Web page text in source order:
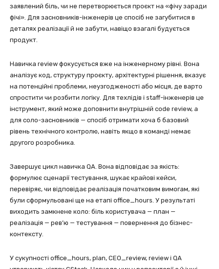
заявлений біль, чи не перетворюється проєкт на «фічу заради
фічі». Для засновників-інженерів це спосіб не загубитися в
деталях реалізації й не забути, навіщо взагалі будується
продукт.
Навичка review фокусується вже на інженерному рівні. Вона
аналізує код, структуру проєкту, архітектурні рішення, вказує
на потенційні проблеми, неузгодженості або місця, де варто
спростити чи розбити логіку. Для техлідів і staff-інженерів це
інструмент, який може доповнити внутрішній code review, а
для соло-засновників — спосіб отримати хоча б базовий
рівень технічного контролю, навіть якщо в команді немає
другого розробника.
Завершує цикл навичка QA. Вона відповідає за якість:
формулює сценарії тестування, шукає крайові кейси,
перевіряє, чи відповідає реалізація початковим вимогам, які
були сформульовані ще на етапі office_hours. У результаті
виходить замкнене коло: біль користувача — план —
реалізація — рев’ю — тестування — повернення до бізнес-
контексту.
У сукупності office_hours, plan, CEO_review, review і QA